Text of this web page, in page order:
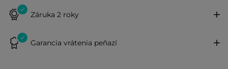
Záruka 2 roky
Garancia vrátenia peňazí